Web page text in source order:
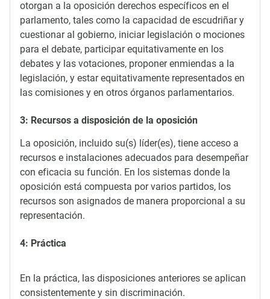
otorgan a la oposición derechos específicos en el
parlamento, tales como la capacidad de escudriñar y
cuestionar al gobierno, iniciar legislación o mociones
para el debate, participar equitativamente en los
debates y las votaciones, proponer enmiendas a la
legislación, y estar equitativamente representados en
las comisiones y en otros órganos parlamentarios.
3: Recursos a disposición de la oposición
La oposición, incluido su(s) líder(es), tiene acceso a
recursos e instalaciones adecuados para desempeñar
con eficacia su función. En los sistemas donde la
oposición está compuesta por varios partidos, los
recursos son asignados de manera proporcional a su
representación.
4: Práctica
En la práctica, las disposiciones anteriores se aplican
consistentemente y sin discriminación.